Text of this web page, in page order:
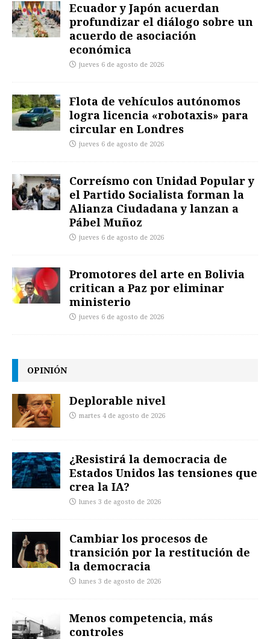
Ecuador y Japón acuerdan
profundizar el diálogo sobre un
acuerdo de asociación
económica
jueves 6 de agosto de 2026
Flota de vehículos autónomos
logra licencia «robotaxis» para
circular en Londres
jueves 6 de agosto de 2026
Correísmo con Unidad Popular y
el Partido Socialista forman la
Alianza Ciudadana y lanzan a
Pábel Muñoz
jueves 6 de agosto de 2026
Promotores del arte en Bolivia
critican a Paz por eliminar
ministerio
jueves 6 de agosto de 2026
OPINIÓN
Deplorable nivel
martes 4 de agosto de 2026
¿Resistirá la democracia de
Estados Unidos las tensiones que
crea la IA?
lunes 3 de agosto de 2026
Cambiar los procesos de
transición por la restitución de
la democracia
lunes 3 de agosto de 2026
Menos competencia, más
controles